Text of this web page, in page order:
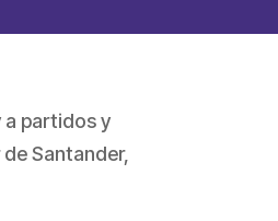
a partidos y
Santander,